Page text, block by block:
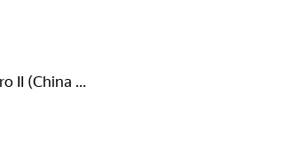
Volkswagen Teramont Pro II (China Market)